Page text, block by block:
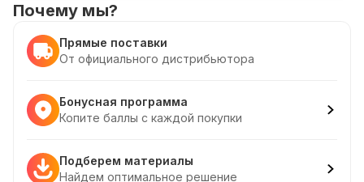
Почему мы?
Прямые поставки
От официального дистрибьютора
Бонусная программа
Копите баллы с каждой покупки
Подберем материалы
Найдем оптимальное решение